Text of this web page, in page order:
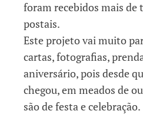
foram recebidos mais de
postais.
Este projeto vai muito
cartas, fotografias,
aniversário, pois desde
chegou, em meados de
são de festa e celebração.